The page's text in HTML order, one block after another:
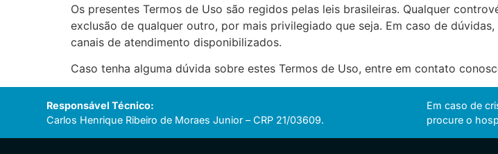
Os presentes Termos de Uso são regidos pelas leis brasileiras. Qualquer
exclusão de qualquer outro, por mais privilegiado que seja. Em caso de
canais de atendimento disponibilizados.
Caso tenha alguma dúvida sobre estes Termos de Uso, entre em contato
Responsável Técnico:
Carlos Henrique Ribeiro de Moraes Junior – CRP 21/03609.
Em caso de
procure o